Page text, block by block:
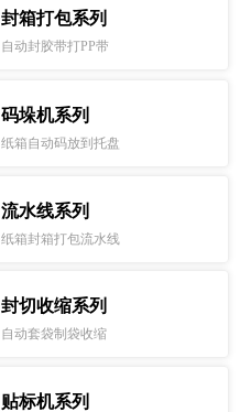
封箱打包系列
自动封胶带打PP带
码垛机系列
纸箱自动码放到托盘
流水线系列
纸箱封箱打包流水线
封切收缩系列
自动套袋制袋收缩
贴标机系列